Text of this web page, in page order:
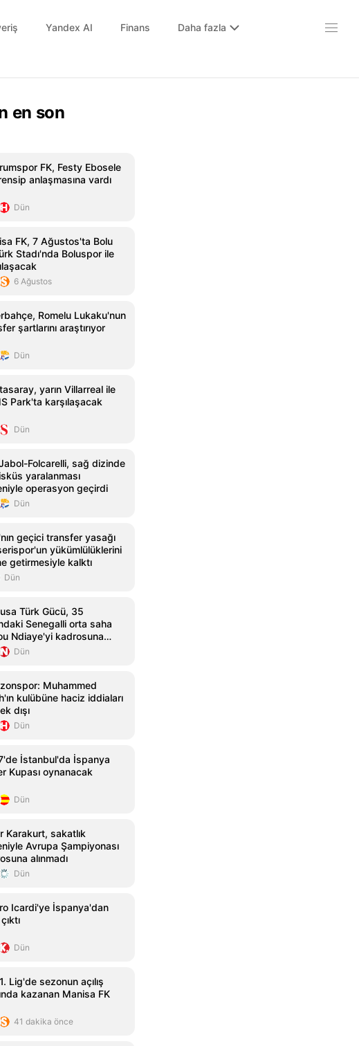
Yandex AI Finans Daha fazla
en son
FK, Festy Ebosele
anlaşmasına vardı
Dün
FK, 7 Ağustos'ta Bolu
Stadı'nda Boluspor ile
6 Ağustos
Romelu Lukaku'nun
şartlarını araştırıyor
Dün
yarın Villarreal ile
Park'ta karşılaşacak
Dün
Folcarelli, sağ dizinde
yaralanması
operasyon geçirdi
Dün
geçici transfer yasağı
yükümlülüklerini
getirmesiyle kalktı
Dün
Türk Gücü, 35
Senegalli orta saha
Ndiaye'yi kadrosuna
Dün
Muhammed
kulübüne haciz iddiaları
dışı
Dün
İstanbul'da İspanya
Kupası oynanacak
Dün
Karakurt, sakatlık
Avrupa Şampiyonası
alınmadı
Dün
Icardi'ye İspanya'dan
Dün
Lig'de sezonun açılış
kazanan Manisa FK
41 dakika önce